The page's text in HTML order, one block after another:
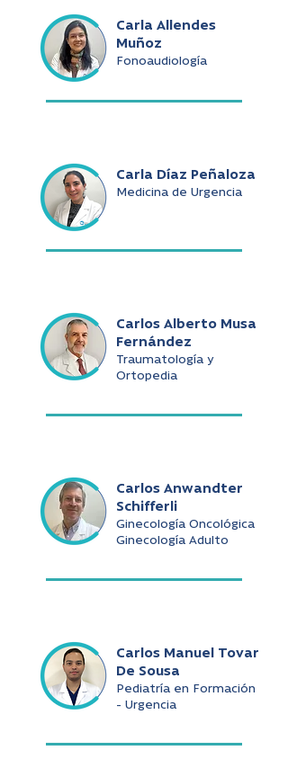
Carla Allendes
Muñoz
Fonoaudiología
Carla Díaz Peñaloza
Medicina de Urgencia
Carlos Alberto Musa
Fernández
Traumatología y
Ortopedia
Carlos Anwandter
Schifferli
Ginecología Oncológica
Ginecología Adulto
Carlos Manuel Tovar
De Sousa
Pediatría en Formación
- Urgencia